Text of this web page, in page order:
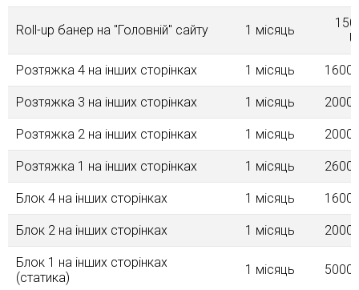
Roll-up банер на "Головнiй" сайту 1 місяць
Розтяжка 4 на інших сторінках 1 місяць
Розтяжка 3 на інших сторінках 1 місяць
Розтяжка 2 на інших сторінках 1 місяць
Розтяжка 1 на інших сторінках 1 місяць
Блок 4 на інших сторінках 1 місяць
Блок 2 на інших сторінках 1 місяць
Блок 1 на інших сторінках
(статика)
1 місяць